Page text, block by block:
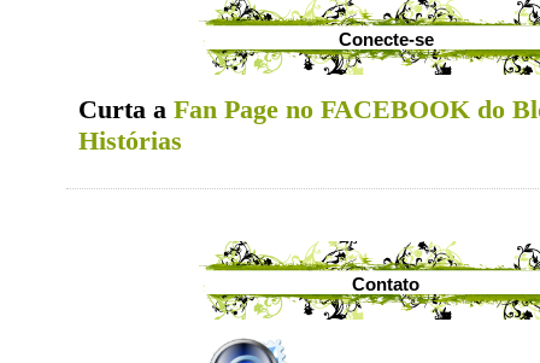
Conecte-se
Curta a Fan Page no FACEBOOK do
Histórias
Contato